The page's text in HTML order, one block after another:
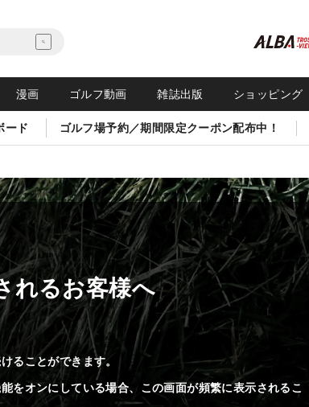
漫画 ゴルフ動画 雑誌出版 ショッピング
ード ゴルフ場予約／期間限定クーポン配布中！
れるお客様へ
ることができます。
をオンにしている場合、この画面が頻繁に表示されるこ